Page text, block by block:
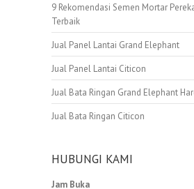
9 Rekomendasi Semen Mortar
Terbaik
Jual Panel Lantai Grand Elephant
Jual Panel Lantai Citicon
Jual Bata Ringan Grand Elephant
Jual Bata Ringan Citicon
HUBUNGI KAMI
Jam Buka